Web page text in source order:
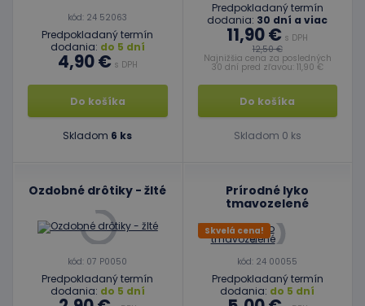
kód: 24 52063
Predpokladaný termín
dodania: do 5 dní
4,90 € s DPH
Do košíka
Skladom 6 ks
Predpokladaný termín
dodania: 30 dní a viac
11,90 € s DPH
12,50 €
Najnižšia cena za posledných
30 dní pred zľavou: 11,90 €
Do košíka
Skladom 0 ks
Ozdobné drôtiky - žlté
kód: 07 P0050
Predpokladaný termín
dodania: do 5 dní
Prírodné lyko
tmavozelené
Skvelá cena!
kód: 24 00055
Predpokladaný termín
dodania: do 5 dní